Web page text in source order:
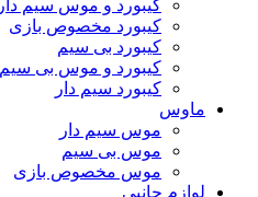
کیبورد و موس سیم دار
کیبورد مخصوص بازی
کیبورد بی سیم
کیبورد و موس بی سیم
کیبورد سیم دار
ماوس
موس سیم دار
موس بی سیم
موس مخصوص بازی
لوازم جانبی